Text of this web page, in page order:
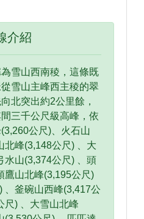
介紹
雪山西南稜，這條既
雪山主峰西主稜的翠
北突出約2公里餘，
三千公尺級高峰，依
公尺)、火石山
北峰(3,148公尺) 、大
水山(3,374公尺) 、頭
鷹山北峰(3,195公尺)
、釜碗山西峰(3,417公
尺) 、大雪山北峰